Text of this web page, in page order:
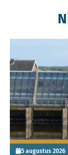
5 augustus 2026
Lees meer